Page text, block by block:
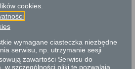
Unię Europejską ze środków Europejskiego
w ramach Regionalnego Programu Operacyjnego
Mazowieckiego 2007-2013.
cookies.
wymagane ciasteczka niezbędne
serwisu, np. utrzymanie sesji
zawartości Serwisu do
w szczególności pliki te pozwalają